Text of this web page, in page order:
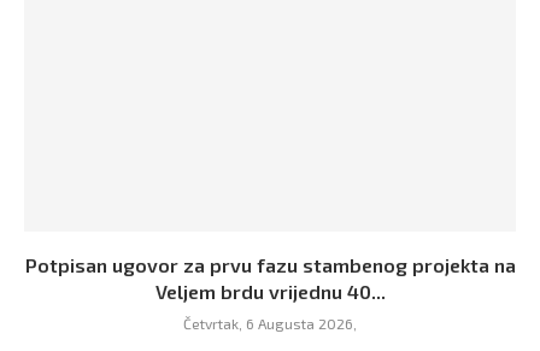
Potpisan ugovor za prvu fazu stambenog projekta na
Veljem brdu vrijednu 40...
Četvrtak, 6 Augusta 2026,